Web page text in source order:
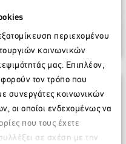
περιεχομένου
κοινωνικών
μας. Επιπλέον,
τον τρόπο που
συνεργάτες κοινωνικών
οι οποίοι ενδεχομένως να
που τους έχετε
σε σχέση με την